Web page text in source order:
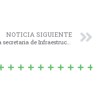
NOTICIA SIGUIENTE
La secretaria de Infraestructura y Servicios Públicos división caminos rurales, sigue con los trabajos en este tipo de arterias.